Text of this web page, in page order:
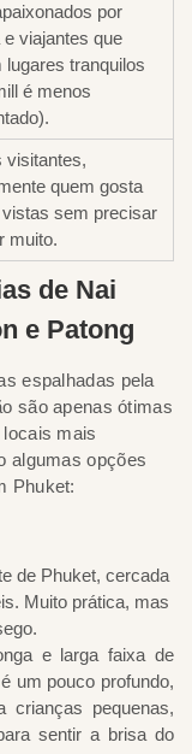
por
e viajantes que
lugares tranquilos
é menos
visitantes,
quem gosta
sem precisar
muito.
de Nai
e Patong
espalhadas pela
são apenas ótimas
mais
algumas opções
Phuket:
de Phuket, cercada
Muito prática, mas
e larga faixa de
um pouco profundo,
crianças pequenas,
sentir a brisa do